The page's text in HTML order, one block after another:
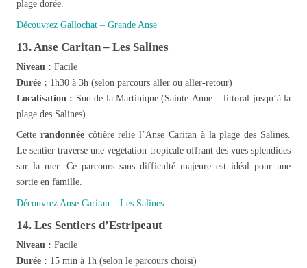
plage dorée.
Découvrez Gallochat – Grande Anse
13. Anse Caritan – Les Salines
Niveau : Facile
Durée : 1h30 à 3h (selon parcours aller ou aller-retour)
Localisation : Sud de la Martinique (Sainte-Anne – littoral jusqu’à la
plage des Salines)
Cette randonnéecôtière relie l’Anse Caritan à la plage des Salines.
Le sentier traverse une végétation tropicale offrant des vues splendides
sur la mer. Ce parcours sans difficulté majeure est idéal pour une
sortie en famille.
Découvrez Anse Caritan – Les Salines
14. Les Sentiers d’Estripeaut
Niveau : Facile
Durée : 15 min à 1h (selon le parcours choisi)